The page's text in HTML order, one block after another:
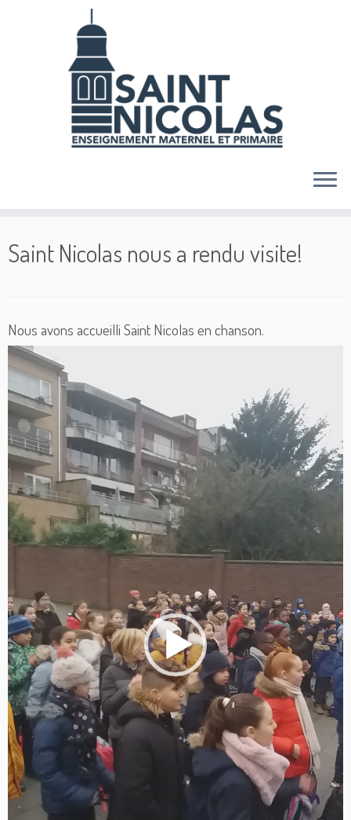
Saint Nicolas nous a rendu visite!
Nous avons accueilli Saint Nicolas en chanson.
Lecteur
vidéo